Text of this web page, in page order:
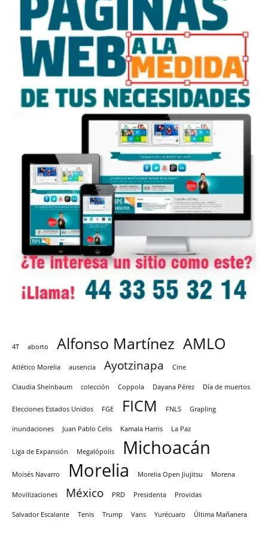
4T aborto Alfonso Martínez AMLO
Atlético Morelia ausencia Ayotzinapa Cine
Claudia Sheinbaum colección Coppola Dayana Pérez Día de muertos
Elecciones Estados Unidos FGE FICM FNLS Grapling
inundaciones Juan Pablo Celis Kamala Harris La Paz
Liga de Expansión Megalópolis Michoacán
Moisés Navarro Morelia Morelia Open Jiujitsu Morena
Movilizaciones México PRD Presidenta Providas
Salvador Escalante Tenis Trump Vans Yurécuaro Última Mañanera